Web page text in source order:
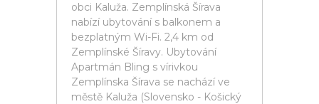
obci Kaluža. Zemplínská Šírava
nabízí ubytování s balkonem a
bezplatným Wi-Fi. 2,4 km od
Zemplínské Šíravy. Ubytování
Apartmán Bling s vírivkou
Zemplínska Šírava se nachází ve
městě Kaluža (Slovensko - Košický